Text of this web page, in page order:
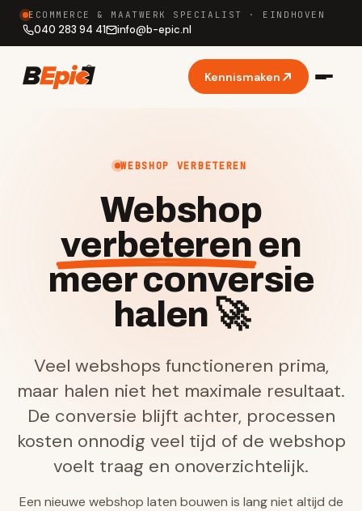
ECOMMERCE & MAATWERK SPECIALIST · EINDHOVEN
040 283 94 41 info@b-epic.nl
Kennismaken
WEBSHOP VERBETEREN
Webshop
verbeteren en
meer conversie
halen 🚀
Veel webshops functioneren prima,
maar halen niet het maximale resultaat.
De conversie blijft achter, processen
kosten onnodig veel tijd of de webshop
voelt traag en onoverzichtelijk.
Een nieuwe webshop laten bouwen is lang niet altijd de